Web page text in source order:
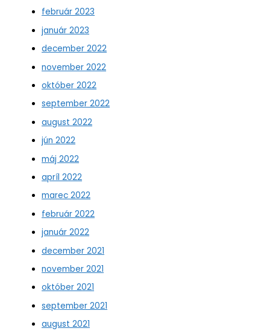
február 2023
január 2023
december 2022
november 2022
október 2022
september 2022
august 2022
jún 2022
máj 2022
apríl 2022
marec 2022
február 2022
január 2022
december 2021
november 2021
október 2021
september 2021
august 2021